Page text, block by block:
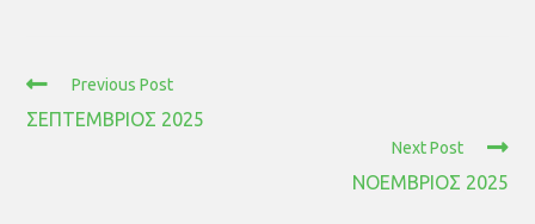
Previous Post
ΣΕΠΤΕΜΒΡΙΟΣ 2025
Next Post
ΝΟΕΜΒΡΙΟΣ 2025